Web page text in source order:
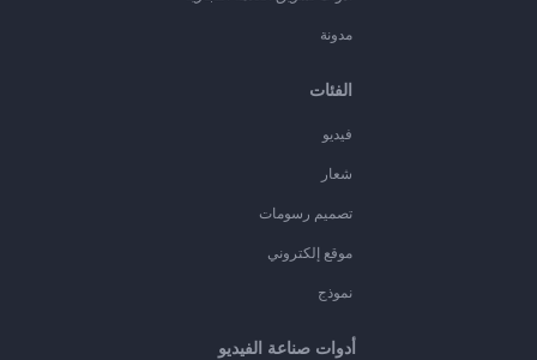
مدونة
الفئات
فيديو
شعار
تصميم رسومات
موقع إلكتروني
نموذج
أدوات صناعة الفيديو